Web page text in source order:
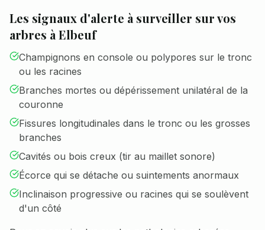
Les signaux d'alerte à surveiller sur vos
arbres à Elbeuf
Champignons en console ou polypores sur le tronc
ou les racines
Branches mortes ou dépérissement unilatéral de la
couronne
Fissures longitudinales dans le tronc ou les grosses
branches
Cavités ou bois creux (tir au maillet sonore)
Écorce qui se détache ou suintements anormaux
Inclinaison progressive ou racines qui se soulèvent
d'un côté